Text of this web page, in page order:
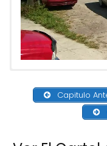
Capitulo